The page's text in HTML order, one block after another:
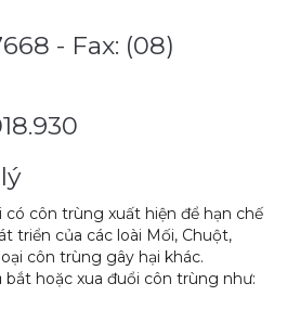
- Fax: (08)
có côn trùng xuất hiện để hạn chế
triển của các loài Mối, Chuột,
côn trùng gây hại khác.
hoặc xua đuổi côn trùng như: